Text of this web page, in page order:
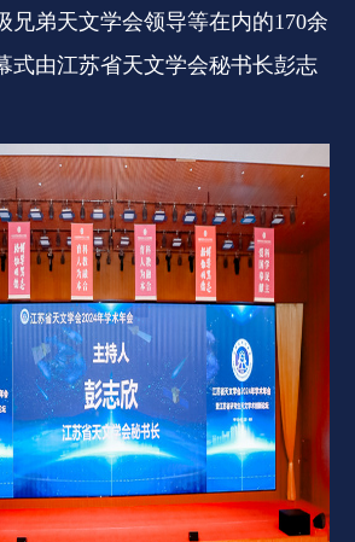
兄弟天文学会领导等在内的170余
式由江苏省天文学会秘书长彭志